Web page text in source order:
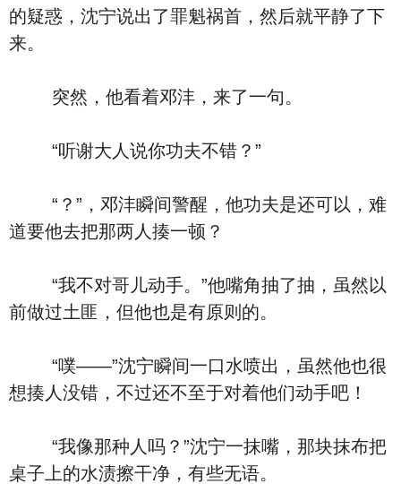
的疑惑，沈宁说出了罪魁祸首，然后就平静了下
来。
突然，他看着邓沣，来了一句。
“听谢大人说你功夫不错？”
“？”，邓沣瞬间警醒，他功夫是还可以，难
道要他去把那两人揍一顿？
“我不对哥儿动手。”他嘴角抽了抽，虽然以
前做过土匪，但他也是有原则的。
“噗――”沈宁瞬间一口水喷出，虽然他也很
想揍人没错，不过还不至于对着他们动手吧！
“我像那种人吗？”沈宁一抹嘴，那块抹布把
桌子上的水渍擦干净，有些无语。